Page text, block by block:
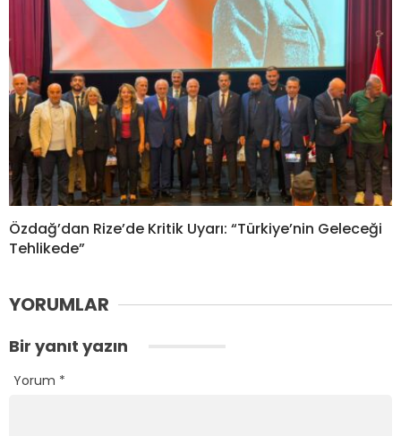
Özdağ’dan Rize’de Kritik Uyarı: “Türkiye’nin Geleceği
Tehlikede”
YORUMLAR
Bir yanıt yazın
Yorum *